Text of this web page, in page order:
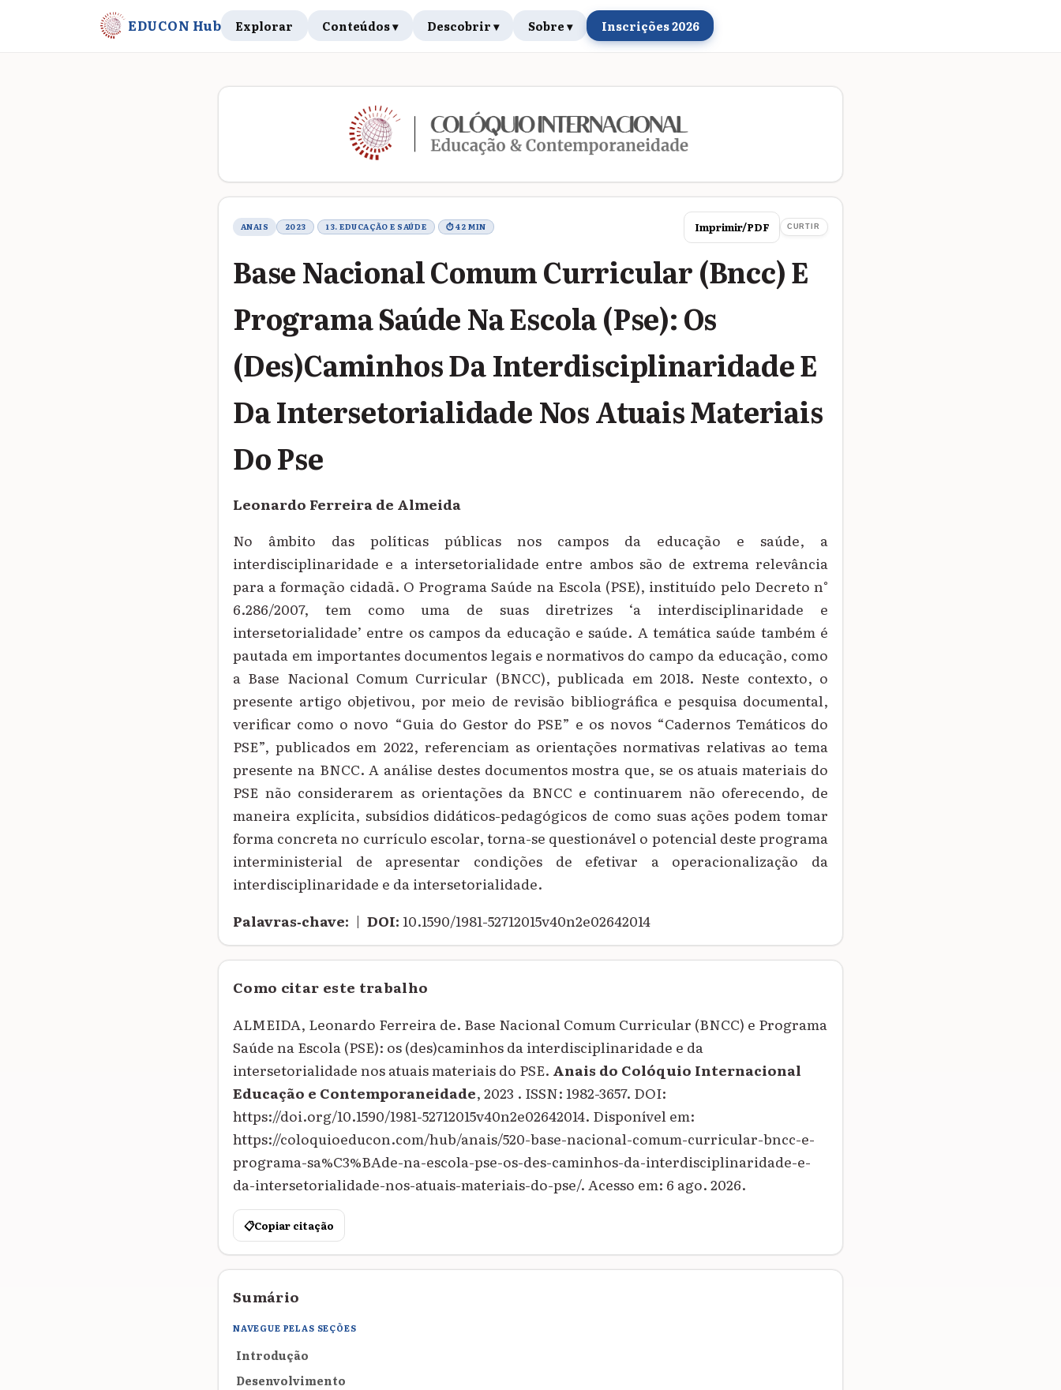
EDUCON Hub Explorar Conteúdos ▾ Descobrir ▾ Sobre ▾ Inscrições 2026
ANAIS 2023 13. EDUCAÇÃO E SAÚDE ⏱ 42 MIN Imprimir/PDF CURTIR
Base Nacional Comum Curricular (Bncc) E
Programa Saúde Na Escola (Pse): Os
(Des)Caminhos Da Interdisciplinaridade E
Da Intersetorialidade Nos Atuais Materiais
Do Pse
Leonardo Ferreira de Almeida
No âmbito das políticas públicas nos campos da educação e saúde, a
interdisciplinaridade e a intersetorialidade entre ambos são de extrema relevância
para a formação cidadã. O Programa Saúde na Escola (PSE), instituído pelo Decreto n°
6.286/2007, tem como uma de suas diretrizes ‘a interdisciplinaridade e
intersetorialidade’ entre os campos da educação e saúde. A temática saúde também é
pautada em importantes documentos legais e normativos do campo da educação, como
a Base Nacional Comum Curricular (BNCC), publicada em 2018. Neste contexto, o
presente artigo objetivou, por meio de revisão bibliográfica e pesquisa documental,
verificar como o novo “Guia do Gestor do PSE” e os novos “Cadernos Temáticos do
PSE”, publicados em 2022, referenciam as orientações normativas relativas ao tema
presente na BNCC. A análise destes documentos mostra que, se os atuais materiais do
PSE não considerarem as orientações da BNCC e continuarem não oferecendo, de
maneira explícita, subsídios didáticos-pedagógicos de como suas ações podem tomar
forma concreta no currículo escolar, torna-se questionável o potencial deste programa
interministerial de apresentar condições de efetivar a operacionalização da
interdisciplinaridade e da intersetorialidade.
Palavras‑chave: | DOI:10.1590/1981-52712015v40n2e02642014
Como citar este trabalho
ALMEIDA, Leonardo Ferreira de. Base Nacional Comum Curricular (BNCC) e Programa
Saúde na Escola (PSE): os (des)caminhos da interdisciplinaridade e da
intersetorialidade nos atuais materiais do PSE. Anais do Colóquio Internacional
Educação e Contemporaneidade, 2023 . ISSN: 1982-3657. DOI:
https://doi.org/10.1590/1981-52712015v40n2e02642014. Disponível em:
https://coloquioeducon.com/hub/anais/520-base-nacional-comum-curricular-bncc-e-
programa-sa%C3%BAde-na-escola-pse-os-des-caminhos-da-interdisciplinaridade-e-
da-intersetorialidade-nos-atuais-materiais-do-pse/. Acesso em: 6 ago. 2026.
📋Copiar citação
Sumário
NAVEGUE PELAS SEÇÕES
Introdução
Desenvolvimento